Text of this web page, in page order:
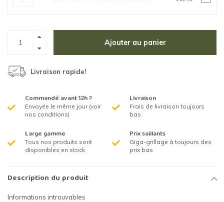
Ajouter au panier
Livraison rapide!
Commandé avant 12h ?
Envoyée le même jour (voir
nos conditions)
Livraison
Frais de livraison toujours
bas
Large gamme
Tous nos produits sont
disponibles en stock
Prix saillants
Giga-grillage à toujours des
prix bas
Description du produit
Informations introuvables